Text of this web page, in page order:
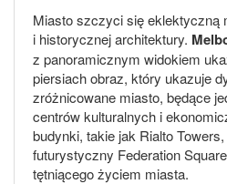
Miasto szczyci się eklektyczną
i historycznej architektury.
z panoramicznym widokiem
piersiach obraz, który ukazuje
zróżnicowane miasto, będące
centrów kulturalnych i
budynki, takie jak Rialto
futurystyczny Federation
tętniącego życiem miasta.